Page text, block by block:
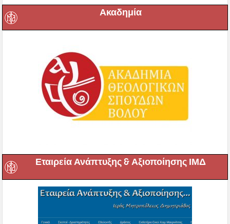
Ακαδημία
Εταιρεία Ανάπτυξης & Αξιοποίησης ΙΜΔ